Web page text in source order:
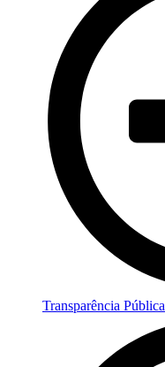
Transparência Pública